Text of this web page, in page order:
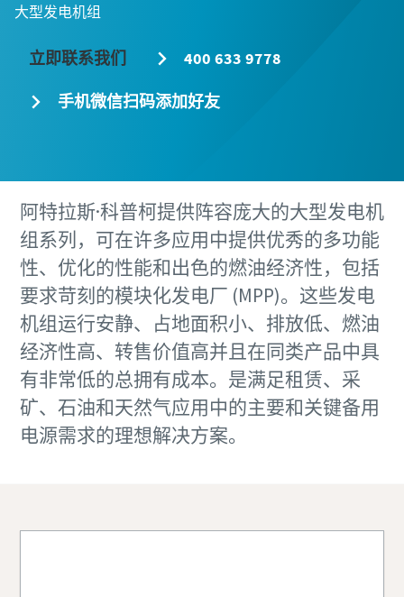
大型发电机组
立即联系我们 400 633 9778
手机微信扫码添加好友
阿特拉斯·科普柯提供阵容庞大的大型发电机
组系列，可在许多应用中提供优秀的多功能
性、优化的性能和出色的燃油经济性，包括
要求苛刻的模块化发电厂 (MPP)。这些发电
机组运行安静、占地面积小、排放低、燃油
经济性高、转售价值高并且在同类产品中具
有非常低的总拥有成本。是满足租赁、采
矿、石油和天然气应用中的主要和关键备用
电源需求的理想解决方案。